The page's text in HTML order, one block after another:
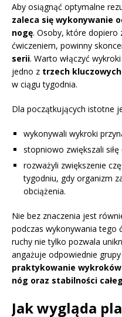
Aby osiągnąć optymalne
zaleca się wykonywanie
nogę. Osoby, które dopiero
ćwiczeniem, powinny
serii. Warto włączyć
jedno z trzech
w ciągu tygodnia.
Dla początkujących istotne
wykonywali wykroki
stopniowo zwiększali
rozważyli zwiększenie
tygodniu, gdy organizm
obciążenia.
Nie bez znaczenia jest
podczas wykonywania tego
ruchy nie tylko pozwala
angażuje odpowiednie
praktykowanie
nóg oraz stabilności
Jak wygląda